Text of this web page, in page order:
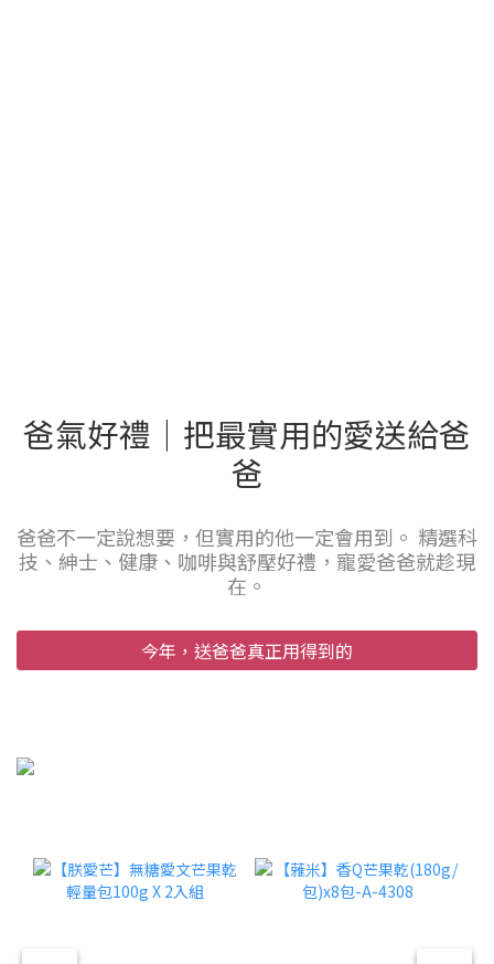
爸氣好禮｜把最實用的愛送給爸
爸
爸爸不一定說想要，但實用的他一定會用到。 精選科
技、紳士、健康、咖啡與舒壓好禮，寵愛爸爸就趁現
在。
今年，送爸爸真正用得到的